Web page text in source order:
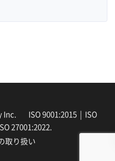
Inc. ISO 9001:2015 | ISO
27001:2022.
取り扱い